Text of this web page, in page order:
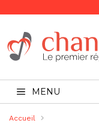
MENU
Accueil